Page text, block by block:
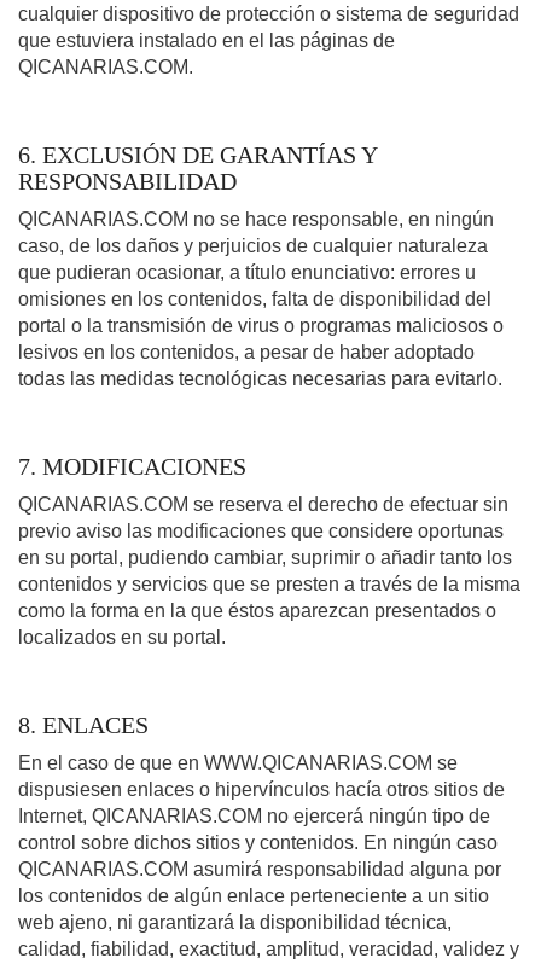
cualquier dispositivo de protección o sistema de seguridad
que estuviera instalado en el las páginas de
QICANARIAS.COM.
6. EXCLUSIÓN DE GARANTÍAS Y
RESPONSABILIDAD
QICANARIAS.COM no se hace responsable, en ningún
caso, de los daños y perjuicios de cualquier naturaleza
que pudieran ocasionar, a título enunciativo: errores u
omisiones en los contenidos, falta de disponibilidad del
portal o la transmisión de virus o programas maliciosos o
lesivos en los contenidos, a pesar de haber adoptado
todas las medidas tecnológicas necesarias para evitarlo.
7. MODIFICACIONES
QICANARIAS.COM se reserva el derecho de efectuar sin
previo aviso las modificaciones que considere oportunas
en su portal, pudiendo cambiar, suprimir o añadir tanto los
contenidos y servicios que se presten a través de la misma
como la forma en la que éstos aparezcan presentados o
localizados en su portal.
8. ENLACES
En el caso de que en WWW.QICANARIAS.COM se
dispusiesen enlaces o hipervínculos hacía otros sitios de
Internet, QICANARIAS.COM no ejercerá ningún tipo de
control sobre dichos sitios y contenidos. En ningún caso
QICANARIAS.COM asumirá responsabilidad alguna por
los contenidos de algún enlace perteneciente a un sitio
web ajeno, ni garantizará la disponibilidad técnica,
calidad, fiabilidad, exactitud, amplitud, veracidad, validez y